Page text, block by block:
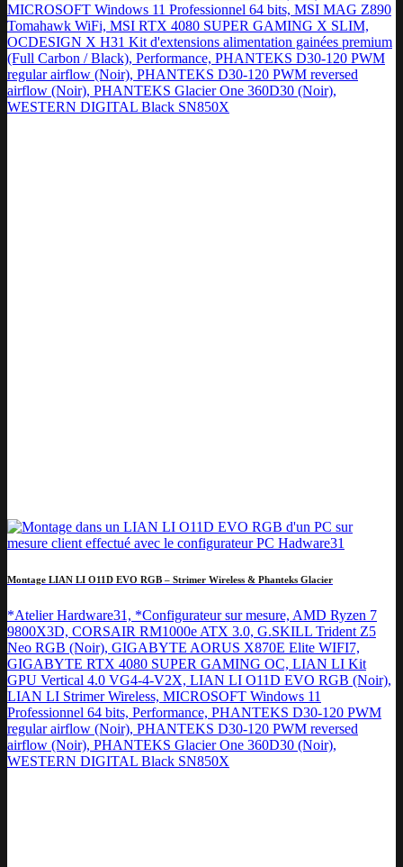
MICROSOFT Windows 11 Professionnel 64 bits, MSI MAG Z890
Tomahawk WiFi, MSI RTX 4080 SUPER GAMING X SLIM,
OCDESIGN X H31 Kit d'extensions alimentation gainées premium
(Full Carbon / Black), Performance, PHANTEKS D30-120 PWM
regular airflow (Noir), PHANTEKS D30-120 PWM reversed
airflow (Noir), PHANTEKS Glacier One 360D30 (Noir),
WESTERN DIGITAL Black SN850X
Montage LIAN LI O11D EVO RGB – Strimer Wireless & Phanteks Glacier
*Atelier Hardware31, *Configurateur sur mesure, AMD Ryzen 7
9800X3D, CORSAIR RM1000e ATX 3.0, G.SKILL Trident Z5
Neo RGB (Noir), GIGABYTE AORUS X870E Elite WIFI7,
GIGABYTE RTX 4080 SUPER GAMING OC, LIAN LI Kit
GPU Vertical 4.0 VG4-4-V2X, LIAN LI O11D EVO RGB (Noir),
LIAN LI Strimer Wireless, MICROSOFT Windows 11
Professionnel 64 bits, Performance, PHANTEKS D30-120 PWM
regular airflow (Noir), PHANTEKS D30-120 PWM reversed
airflow (Noir), PHANTEKS Glacier One 360D30 (Noir),
WESTERN DIGITAL Black SN850X